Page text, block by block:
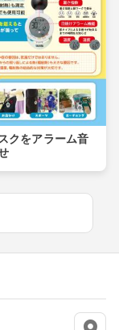
クをアラーム音